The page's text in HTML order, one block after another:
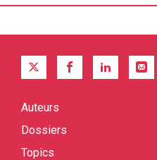
Quick
Auteurs
Dossiers
Topics